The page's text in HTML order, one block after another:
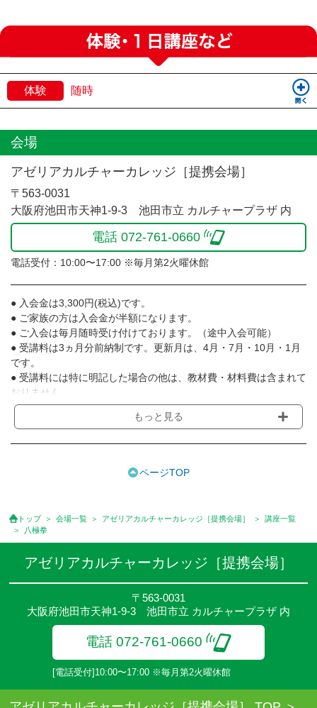
体験 随時
会場
アゼリアカルチャーカレッジ［提携会場］
〒563-0031
大阪府池田市天神1-9-3 池田市立 カルチャープラザ 内
電話 072-761-0660
電話受付：10:00〜17:00 ※毎月第2火曜休館
● 入会金は3,300円(税込)です。
● ご家族の方は入会金が半額になります。
● ご入会は毎月随時受け付けております。（途中入会可能）
● 受講料は3ヵ月分前納制です。更新月は、4月・7月・10月・1月
です。
● 受講料には特に明記した場合の他は、教材費・材料費は含まれて
おりません。
● 受講者が一定に満たない場合や講師のやむを得ない事情等で講座
を延期または中止することがあります。
もっと見る
ページTOP
トップ 会場一覧 アゼリアカルチャーカレッジ［提携会場］
講座一覧
八極拳
アゼリアカルチャーカレッジ［提携会場］
〒563-0031
大阪府池田市天神1-9-3 池田市立 カルチャープラザ 内
電話 072-761-0660
[電話受付]10:00〜17:00 ※毎月第2火曜休館